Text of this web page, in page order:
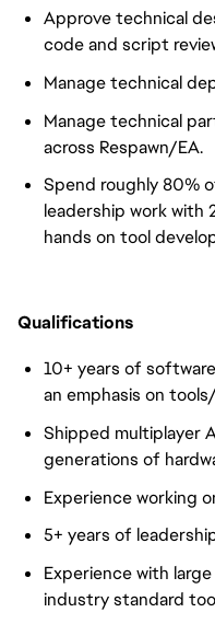
Approve technical
code and script
Manage technical
Manage technical
across Respawn/EA.
Spend roughly 80%
leadership work
hands on tool
Qualifications
10+ years of
an emphasis on
Shipped multiplayer
generations of
Experience working
5+ years of
Experience with
industry standard